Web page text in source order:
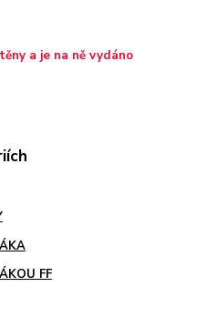
a je na ně vydáno
FF